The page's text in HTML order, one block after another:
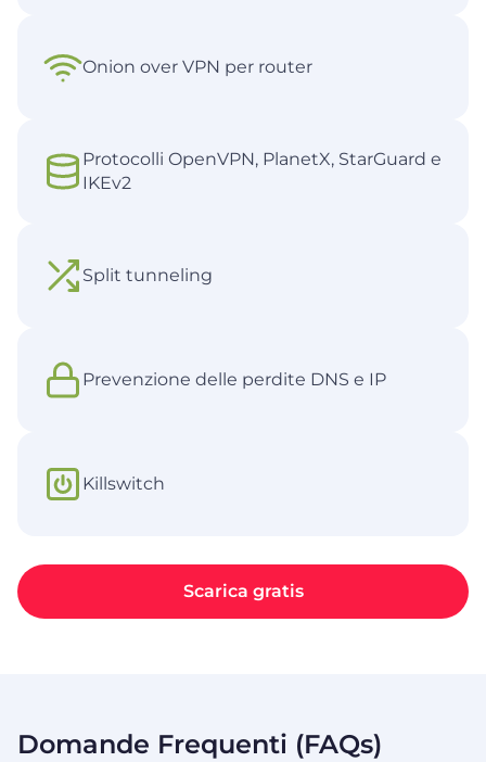
Onion over VPN per router
Protocolli OpenVPN, PlanetX, StarGuard e
IKEv2
Split tunneling
Prevenzione delle perdite DNS e IP
Killswitch
Scarica gratis
Domande Frequenti (FAQs)